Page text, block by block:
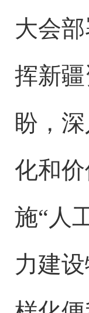
大会
挥新
盼，
化和
施“人
力建